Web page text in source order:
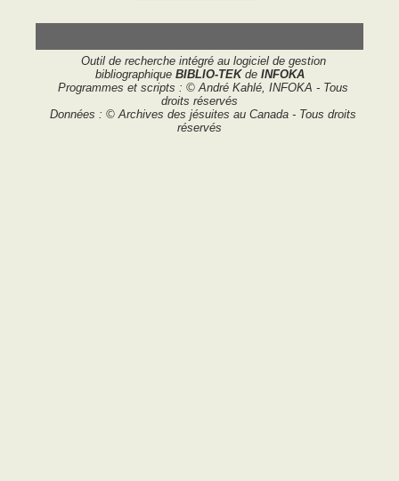
Outil de recherche intégré au logiciel de gestion
bibliographique BIBLIO-TEKde INFOKA
Programmes et scripts : © André Kahlé, INFOKA - Tous
droits réservés
Données : © Archives des jésuites au Canada - Tous droits
réservés